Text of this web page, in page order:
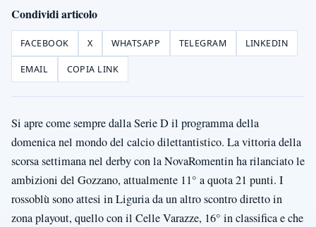
Condividi articolo
FACEBOOK X WHATSAPP TELEGRAM LINKEDIN
EMAIL COPIA LINK
Si apre come sempre dalla Serie D il programma della
domenica nel mondo del calcio dilettantistico. La vittoria della
scorsa settimana nel derby con la NovaRomentin ha rilanciato le
ambizioni del Gozzano, attualmente 11° a quota 21 punti. I
rossoblù sono attesi in Liguria da un altro scontro diretto in
zona playout, quello con il Celle Varazze, 16° in classifica e che